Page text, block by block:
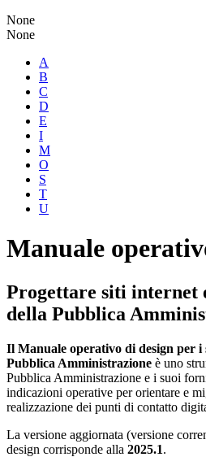
None
None
A
B
C
D
E
I
M
O
S
T
U
Manuale
Progettare siti internet
della Pubblica
Il Manuale operativo di design per i
Pubblica Amministrazione è uno
Pubblica Amministrazione e i suoi
indicazioni operative per orientare e
realizzazione dei punti di contatto
La versione aggiornata (versione
design corrisponde alla 2025.1.